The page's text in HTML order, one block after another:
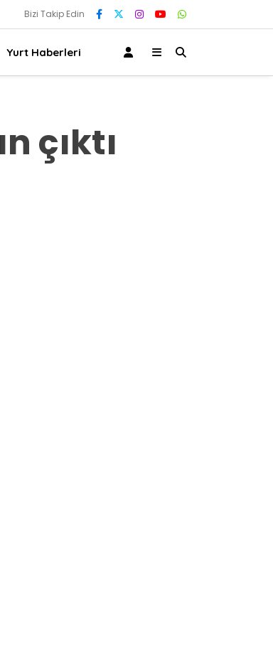
Bizi Takip Edin
Yurt Haberleri
çıktı